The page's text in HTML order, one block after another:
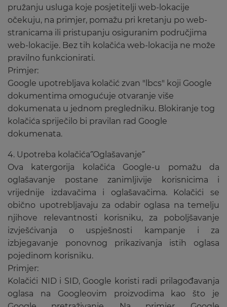
pružanju usluga koje posjetitelji web-lokacije
očekuju, na primjer, pomažu pri kretanju po web-
stranicama ili pristupanju osiguranim područjima
web-lokacije. Bez tih kolačića web-lokacija ne može
pravilno funkcionirati.
Primjer:
Google upotrebljava kolačić zvan "lbcs" koji Google
dokumentima omogućuje otvaranje više
dokumenata u jednom pregledniku. Blokiranje tog
kolačića spriječilo bi pravilan rad Google
dokumenata.
4. Upotreba kolačića˝Oglašavanje˝
Ova katergorija kolačića Google-u pomažu da
oglašavanje postane zanimljivije korisnicima i
vrijednije izdavačima i oglašavačima. Kolačići se
obično upotrebljavaju za odabir oglasa na temelju
njihove relevantnosti korisniku, za poboljšavanje
izvješćivanja o uspješnosti kampanje i za
izbjegavanje ponovnog prikazivanja istih oglasa
pojedinom korisniku.
Primjer:
Kolačići NID i SID, Google koristi radi prilagođavanja
oglasa na Googleovim proizvodima kao što je